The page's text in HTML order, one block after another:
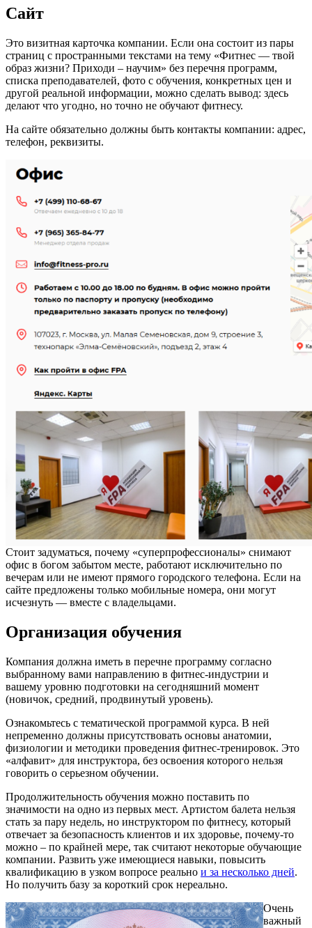
Сайт
Это визитная карточка компании. Если она состоит из пары
страниц с пространными текстами на тему «Фитнес — твой
образ жизни? Приходи – научим» без перечня программ,
списка преподавателей, фото с обучения, конкретных цен и
другой реальной информации, можно сделать вывод: здесь
делают что угодно, но точно не обучают фитнесу.
На сайте обязательно должны быть контакты компании: адрес,
телефон, реквизиты.
Стоит задуматься, почему «суперпрофессионалы» снимают
офис в богом забытом месте, работают исключительно по
вечерам или не имеют прямого городского телефона. Если на
сайте предложены только мобильные номера, они могут
исчезнуть — вместе с владельцами.
Организация обучения
Компания должна иметь в перечне программу согласно
выбранному вами направлению в фитнес-индустрии и
вашему уровню подготовки на сегодняшний момент
(новичок, средний, продвинутый уровень).
Ознакомьтесь с тематической программой курса. В ней
непременно должны присутствовать основы анатомии,
физиологии и методики проведения фитнес-тренировок. Это
«алфавит» для инструктора, без освоения которого нельзя
говорить о серьезном обучении.
Продолжительность обучения можно поставить по
значимости на одно из первых мест. Артистом балета нельзя
стать за пару недель, но инструктором по фитнесу, который
отвечает за безопасность клиентов и их здоровье, почему-то
можно – по крайней мере, так считают некоторые обучающие
компании. Развить уже имеющиеся навыки, повысить
квалификацию в узком вопросе реально и за несколько дней.
Но получить базу за короткий срок нереально.
Очень
важный